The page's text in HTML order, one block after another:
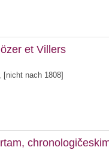
et Villers
[nicht nach 1808]